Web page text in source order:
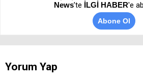
News’te İLGİ HABER'e
Abone Ol
Yorum Yap